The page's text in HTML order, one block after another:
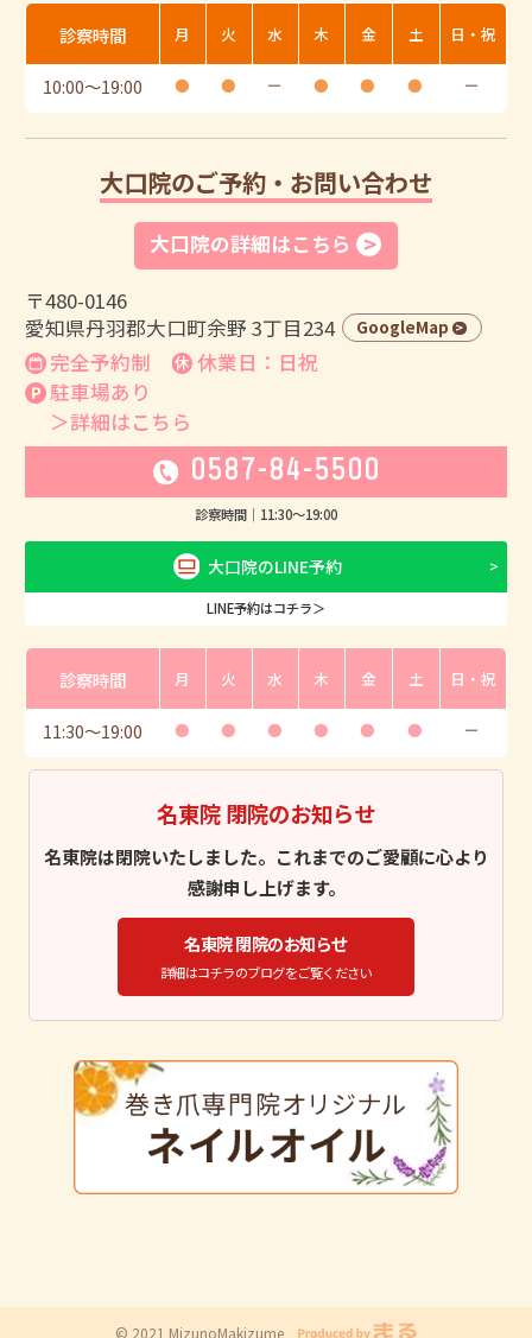
診察時間 月 火 水 木 金 土 日・祝
10:00〜19:00 ● ● ー ● ● ● ー
大口院のご予約・お問い合わせ
大口院の詳細はこちら
〒480-0146
愛知県丹羽郡大口町余野 3丁目234
GoogleMap
完全予約制
休業日：日祝
駐車場あり
＞詳細はこちら
0587-84-5500
診察時間｜ 11:30〜19:00
大口院のLINE予約
LINE予約はコチラ＞
診察時間 月 火 水 木 金 土 日・祝
11:30〜19:00 ● ● ● ● ● ● ー
名東院 閉院のお知らせ
名東院は閉院いたしました。これまでのご愛顧に心より
感謝申し上げます。
名東院 閉院のお知らせ
詳細はコチラのブログをご覧ください
© 2021 MizunoMakizume